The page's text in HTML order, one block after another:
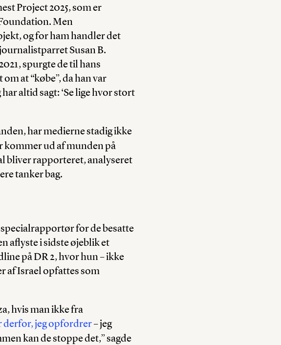
Project 2025, som er
Men
og for ham handler det
Susan B.
spurgte de til hans
at “købe”, da han var
har altid sagt: ‘Se lige hvor stort
har medierne stadig ikke
kommer ud af munden på
bliver rapporteret, analyseret
tanker bag.
specialrapportør for de besatte
aflyste i sidste øjeblik et
på DR 2, hvor hun – ikke
af Israel opfattes som
hvis man ikke fra
derfor, jeg opfordrer– jeg
kan de stoppe det,” sagde